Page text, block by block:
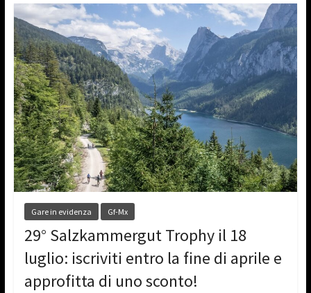
Gare in evidenza Gf-Mx
29° Salzkammergut Trophy il 18
luglio: iscriviti entro la fine di aprile e
approfitta di uno sconto!